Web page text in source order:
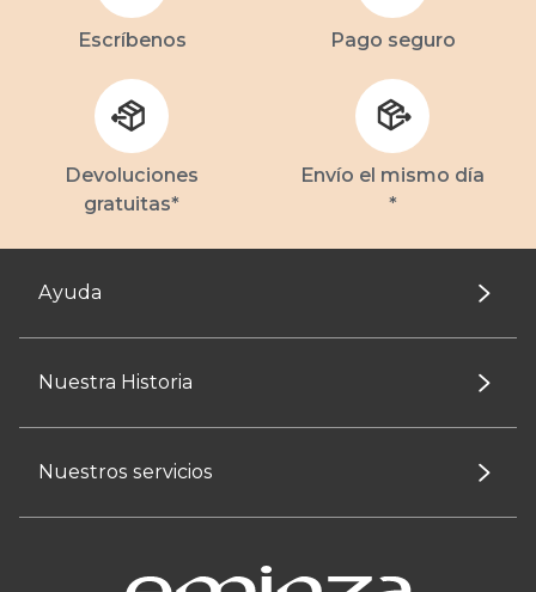
Escríbenos Pago seguro
Devoluciones
gratuitas*
Envío el mismo día
*
Ayuda
Nuestra Historia
Nuestros servicios